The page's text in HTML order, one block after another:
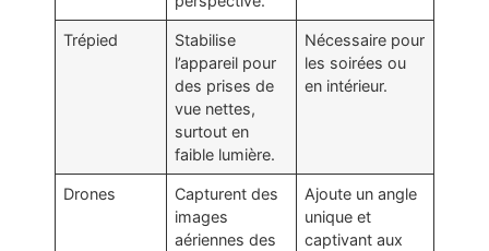
Trépied
Stabilise
l’appareil pour
des prises de
vue nettes,
surtout en
faible lumière.
Nécessaire pour
les soirées ou
en intérieur.
Drones
Capturent des
images
aériennes des
Ajoute un angle
unique et
captivant aux